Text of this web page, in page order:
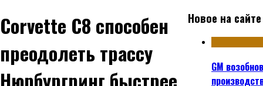
Corvette C8 способен
преодолеть трассу
Нюрбургринг быстрее
Новое на сайте
GM